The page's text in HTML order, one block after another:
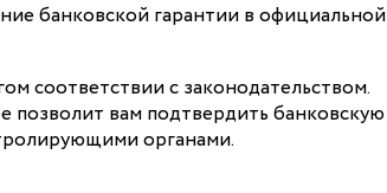
банковской гарантии в официальной
соответствии с законодательством.
позволит вам подтвердить банковскую
органами.